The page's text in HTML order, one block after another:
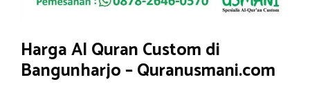
Harga Al Quran Custom di
Bangunharjo – Quranusmani.com